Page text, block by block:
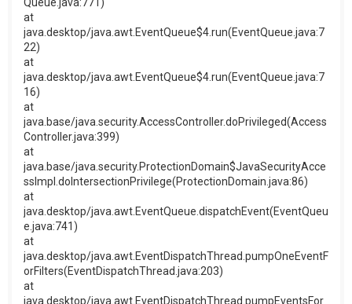
Queue.java:771)
at
java.desktop/java.awt.EventQueue$4.run(EventQueue.java:7
22)
at
java.desktop/java.awt.EventQueue$4.run(EventQueue.java:7
16)
at
java.base/java.security.AccessController.doPrivileged(Access
Controller.java:399)
at
java.base/java.security.ProtectionDomain$JavaSecurityAcce
ssImpl.doIntersectionPrivilege(ProtectionDomain.java:86)
at
java.desktop/java.awt.EventQueue.dispatchEvent(EventQueu
e.java:741)
at
java.desktop/java.awt.EventDispatchThread.pumpOneEventF
orFilters(EventDispatchThread.java:203)
at
java.desktop/java.awt.EventDispatchThread.pumpEventsFor